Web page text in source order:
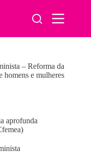
– Reforma da
homens e mulheres
aprofunda